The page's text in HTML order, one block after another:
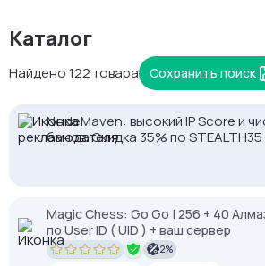
Каталог
Найдено 122 товара Сохранить поиск
Proxys.io - лучшие прокси 💚
задачи 🚀 Промокод Store - 20%
2328.io — прием крипто платежей
NodeMaven: высокий IP Score и
банов. Скидка 35% по STEALTH35
Magic Chess: Go Go | 256 + 40
по User ID ( UID ) + ваш сервер
2%